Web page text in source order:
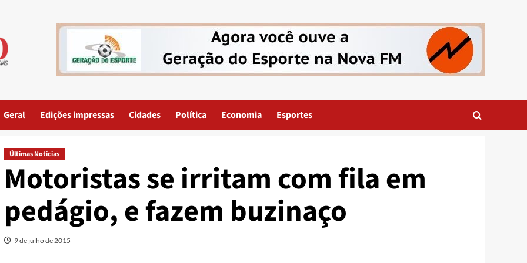
Geral Edições impressas Cidades Política Economia Esportes
Últimas Notícias
Motoristas se irritam com fila em
pedágio, e fazem buzinaço
9 de julho de 2015